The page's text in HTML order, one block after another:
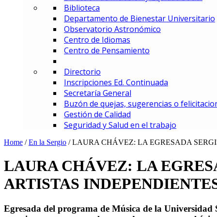
MAF – Maestría en
MAGD – Maestría en Analítica y
MCI – Maestría en Comercio
MDEMEC – Maestría en
MGCS – Maestría en Gerencia
Maestría en Gerencia
MGIED – Maestría en Gestión
MGE – Maestría en Gestión
ESPECIALIZACIONES
Especialización en Comercio
Especialización en Gerencia de
Especialización en Gerencia
Especialización en Gerencia
Especialización en Gerencia
Especialización en Gerencia
Biblioteca
Departamento de Bienestar Universitario
Observatorio Astronómico
Centro de Idiomas
Centro de Pensamiento
Directorio
Inscripciones Ed. Continuada
Secretaría General
Buzón de quejas, sugerencias o
Gestión de Calidad
Seguridad y Salud en el trabajo
Home /En la Sergio /LAURA CHÁVEZ: LA EGRESADA
LAURA CHÁVEZ: LA
ARTISTAS
Egresada del programa de Música de la